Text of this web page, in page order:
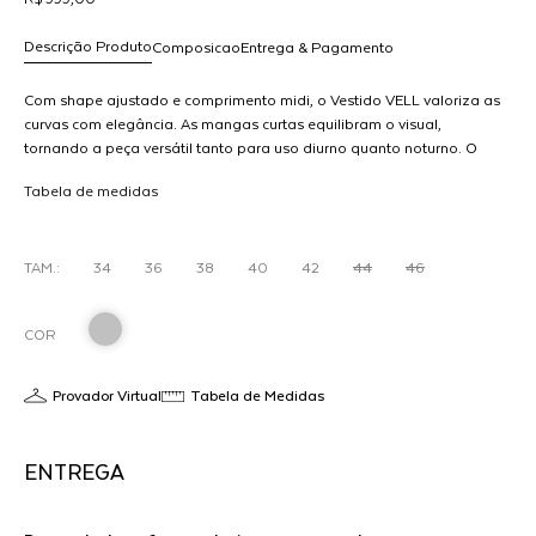
Composicao
Descrição Produto Entrega & Pagamento
Com shape ajustado e comprimento midi, o Vestido VELL valoriza as
curvas com elegância. As mangas curtas equilibram o visual,
tornando a peça versátil tanto para uso diurno quanto noturno. O
sem comprometer a silhueta.
Tabela de medidas
TAM.: 34 36 38 40 42 44 46
COR
Provador Virtual Tabela de Medidas
ENTREGA